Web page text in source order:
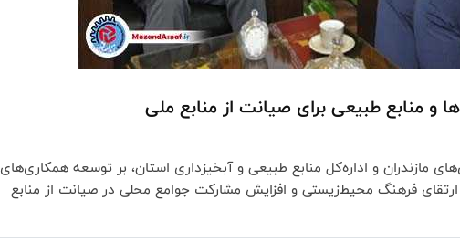
و منابع طبیعی برای صیانت از منابع ملی
و اداره‌کل منابع طبیعی و آبخیزداری استان، بر توسعه همکاری‌های
فرهنگ محیط‌زیستی و افزایش مشارکت جوامع محلی در صیانت از منابع